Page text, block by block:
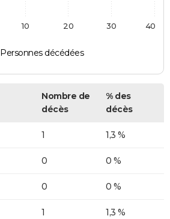
Personnes décédées
10 20 30 40
Nombre de
décès
% des
décès
1 1,3 %
0 0 %
0 0 %
1 1,3 %